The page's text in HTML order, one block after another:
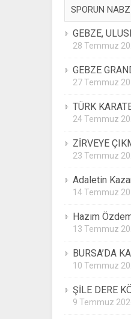
SPORUN
GEBZE,
28 Temmuz
GEBZE
27 Temmuz
TÜRK
24 Temmuz
ZİRVEYE
23 Temmuz
Adaletin
14 Temmuz
Hazım
13 Temmuz
BURSA’DA
10 Temmuz
ŞİLE DERE
9 Temmuz